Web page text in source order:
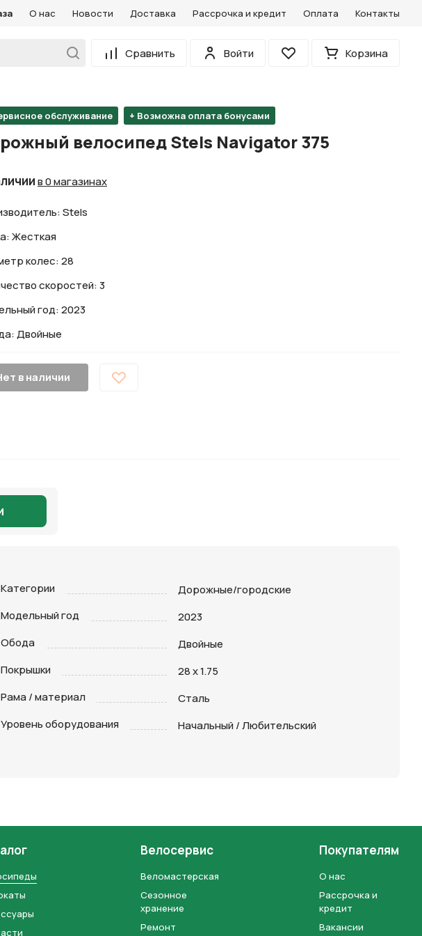
О нас Новости Доставка Рассрочка и кредит Оплата Контакты
Сравнить
Войти
Избранное Корзина
обслуживание + Возможна оплата бонусами
велосипед Stels Navigator 375
в 0 магазинах
Stels
Жесткая
колес: 28
скоростей: 3
год: 2023
Двойные
в наличии
Категории
Дорожные/городские
Модельный год
2023
Обода
Двойные
Покрышки
28 х 1.75
Рама / материал
Сталь
Уровень оборудования
Начальный / Любительский
Велосервис
Веломастерская
Сезонное
хранение
Ремонт
Покупателям
О нас
Рассрочка и
кредит
Вакансии